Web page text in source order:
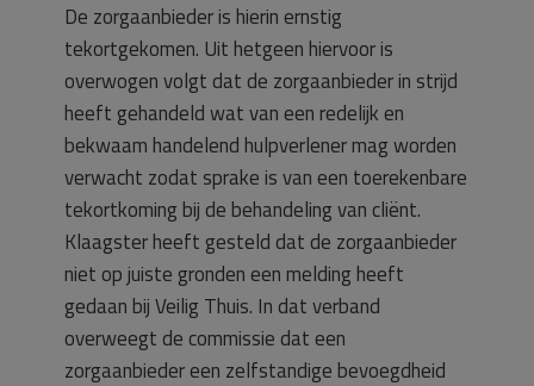
De zorgaanbieder is hierin ernstig
tekortgekomen. Uit hetgeen hiervoor is
overwogen volgt dat de zorgaanbieder in strijd
heeft gehandeld wat van een redelijk en
bekwaam handelend hulpverlener mag worden
verwacht zodat sprake is van een toerekenbare
tekortkoming bij de behandeling van cliënt.
Klaagster heeft gesteld dat de zorgaanbieder
niet op juiste gronden een melding heeft
gedaan bij Veilig Thuis. In dat verband
overweegt de commissie dat een
zorgaanbieder een zelfstandige bevoegdheid